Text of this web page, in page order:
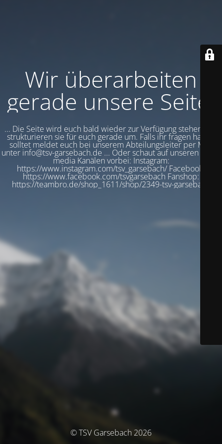
Wir überarbeiten
gerade unsere Seite!
... Die Seite wird euch bald wieder zur Verfügung stehen. Wir
strukturieren sie für euch gerade um. Falls ihr fragen haben
solltet meldet euch bei unserem Abteilungsleiter per Mail
unter info@tsv-garsebach.de ... Oder schaut auf unseren social
media Kanälen vorbei: Instagram:
https://www.instagram.com/tsv_garsebach/ Facebook:
https://www.facebook.com/tsvgarsebach Fanshop:
https://teambro.de/shop_1611/shop/2349-tsv-garsebach
© TSV Garsebach 2026